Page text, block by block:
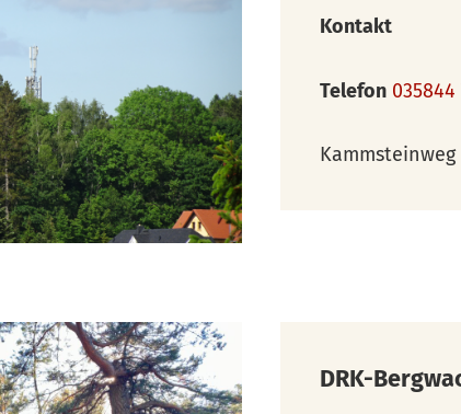
Kontakt
Telefon 035844
Kammsteinweg
DRK-